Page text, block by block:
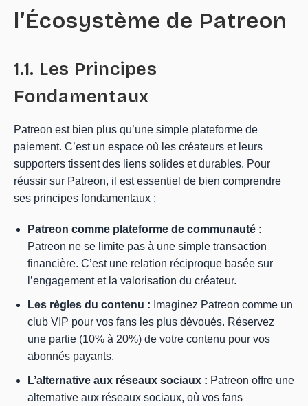
l’Écosystème de Patreon
1.1. Les Principes
Fondamentaux
Patreon est bien plus qu’une simple plateforme de
paiement. C’est un espace où les créateurs et leurs
supporters tissent des liens solides et durables. Pour
réussir sur Patreon, il est essentiel de bien comprendre
ses principes fondamentaux :
Patreon comme plateforme de communauté :
Patreon ne se limite pas à une simple transaction
financière. C’est une relation réciproque basée sur
l’engagement et la valorisation du créateur.
Les règles du contenu : Imaginez Patreon comme un
club VIP pour vos fans les plus dévoués. Réservez
une partie (10% à 20%) de votre contenu pour vos
abonnés payants.
L’alternative aux réseaux sociaux : Patreon offre une
alternative aux réseaux sociaux, où vos fans